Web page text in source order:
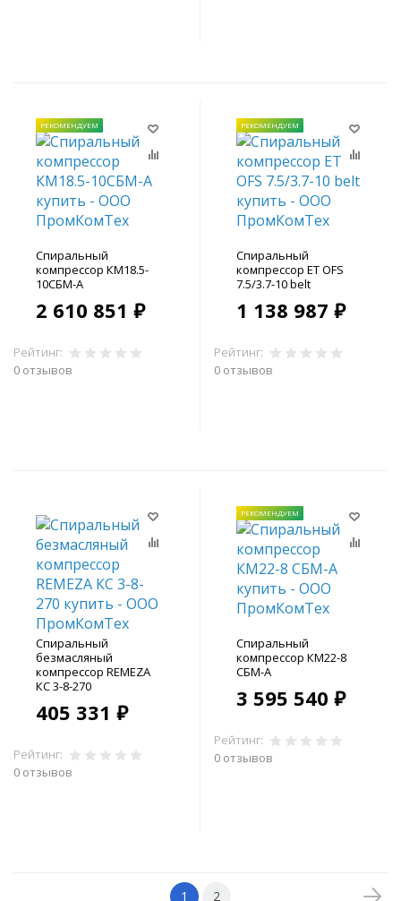
РЕКОМЕНДУЕМ
Спиральный
компрессор КМ18.5-
10СБМ-А
2 610 851 ₽
Рейтинг:
0 отзывов
РЕКОМЕНДУЕМ
Спиральный
компрессор ET OFS
7.5/3.7-10 belt
1 138 987 ₽
Рейтинг:
0 отзывов
Спиральный
безмасляный
компрессор REMEZA
КС 3-8-270
405 331 ₽
Рейтинг:
0 отзывов
РЕКОМЕНДУЕМ
Спиральный
компрессор КМ22-8
СБМ-А
3 595 540 ₽
Рейтинг:
0 отзывов
1 2